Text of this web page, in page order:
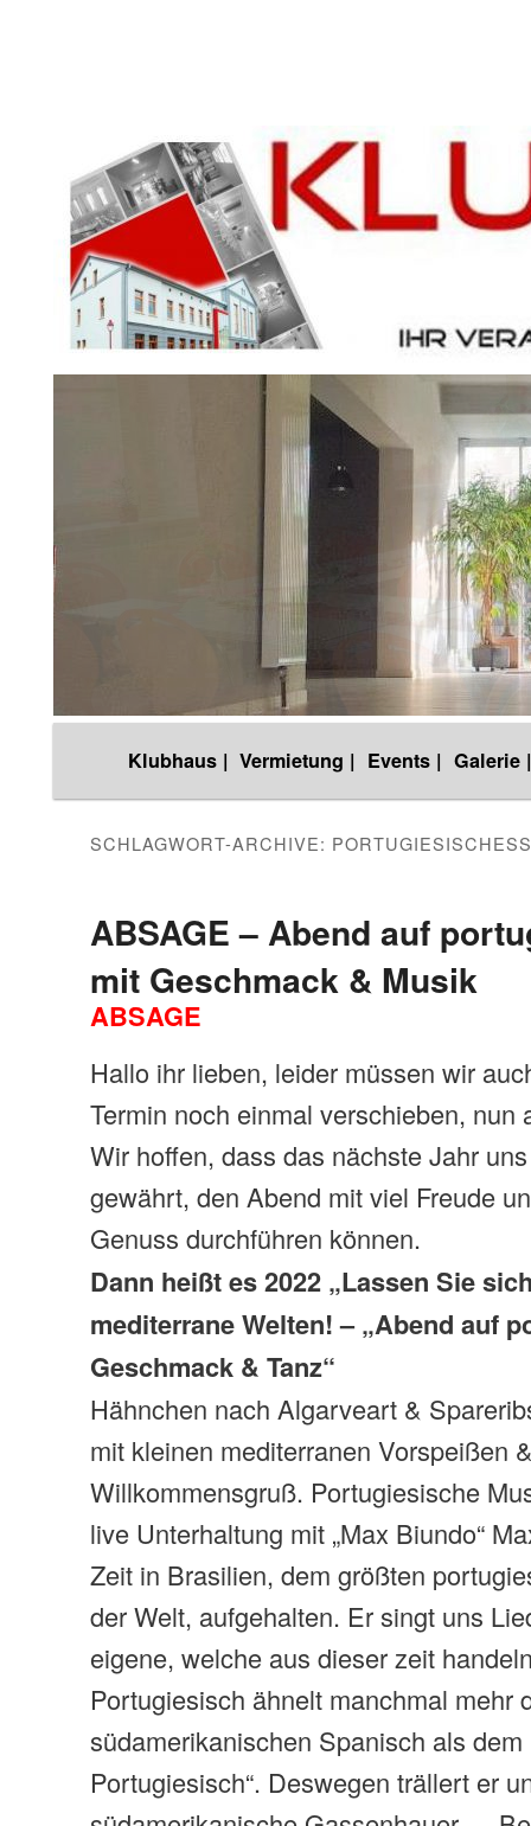
Zum
Inhalt
wechseln
Zum
sekundären
Inhalt
wechseln
Klubhaus | Vermietung | Events | Galerie |
SCHLAGWORT-ARCHIVE:
ABSAGE – Abend auf
mit Geschmack & Musik
ABSAGE
Hallo ihr lieben, leider müssen wir
Termin noch einmal verschieben, nun
Wir hoffen, dass das nächste Jahr
gewährt, den Abend mit viel Freude
Genuss durchführen können.
Dann heißt es 2022 „Lassen Sie
mediterrane Welten! – „Abend auf
Geschmack & Tanz“
Hähnchen nach Algarveart &
mit kleinen mediterranen Vorspeißen
Willkommensgruß. Portugiesische
live Unterhaltung mit „Max Biundo“
Zeit in Brasilien, dem größten
der Welt, aufgehalten. Er singt uns
eigene, welche aus dieser zeit
Portugiesisch ähnelt manchmal mehr
südamerikanischen Spanisch als dem
Portugiesisch“. Deswegen trällert er